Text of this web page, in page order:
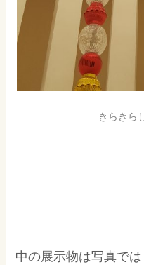
きらきら
中の展示物は写真で